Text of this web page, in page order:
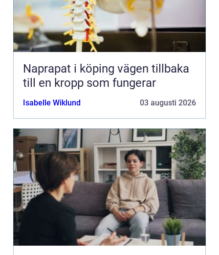
Naprapat i köping vägen tillbaka
till en kropp som fungerar
Isabelle Wiklund 03 augusti 2026